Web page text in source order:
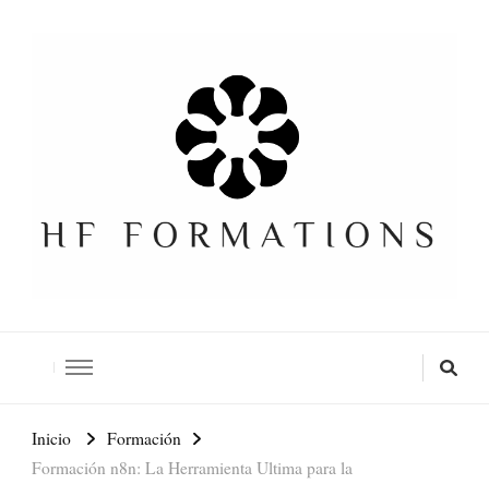
Inicio
Formación
Formación n8n: La Herramienta Ultima para la